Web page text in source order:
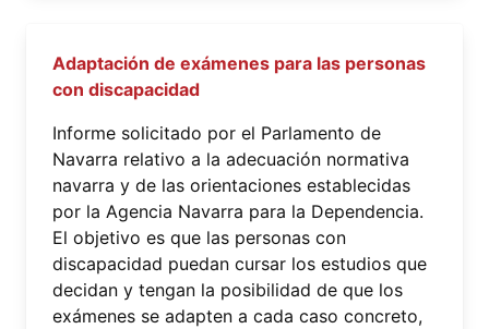
Adaptación de exámenes para las personas
con discapacidad
Informe solicitado por el Parlamento de
Navarra relativo a la adecuación normativa
navarra y de las orientaciones establecidas
por la Agencia Navarra para la Dependencia.
El objetivo es que las personas con
discapacidad puedan cursar los estudios que
decidan y tengan la posibilidad de que los
exámenes se adapten a cada caso concreto,